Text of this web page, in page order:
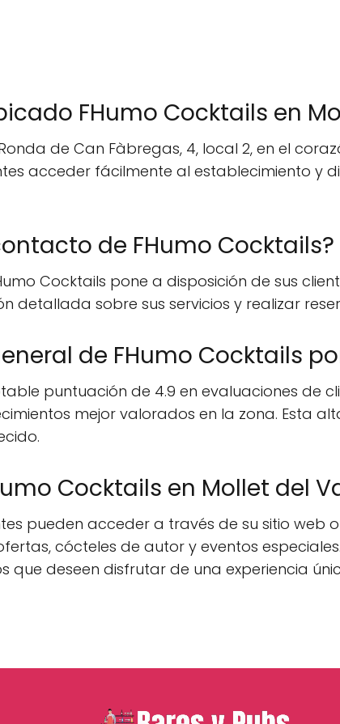
FHumo Cocktails en
de Can Fàbregas, 4, local 2, en el
acceder fácilmente al establecimiento y
de FHumo Cocktails?
Cocktails pone a disposición de sus
detallada sobre sus servicios y realizar
de FHumo Cocktails
puntuación de 4.9 en evaluaciones de
mejor valorados en la zona. Esta
Cocktails en Mollet del
pueden acceder a través de su sitio
cócteles de autor y eventos
que deseen disfrutar de una experiencia